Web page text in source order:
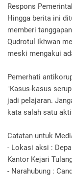
Respons
Hingga berita ini
memberi
Qudrotul Ikhwan
meski mengakui
Pemerhati
"Kasus-kasus
jadi pelajaran.
kata salah satu
Catatan untuk
- Lokasi aksi :
Kantor Kejari
- Narahubung :